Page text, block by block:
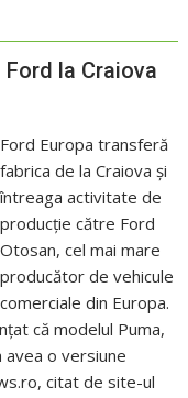
la Craiova
Ford Europa transferă
fabrica de la Craiova şi
întreaga activitate de
producţie către Ford
Otosan, cel mai mare
producător de vehicule
comerciale din Europa.
că modelul Puma,
o versiune
citat de site-ul